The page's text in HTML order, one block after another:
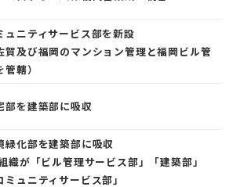
ュニティサービス部を新設
賀及び福岡のマンション管理と福岡ビル管
管轄）
部を建築部に吸収
緑化部を建築部に吸収
織が「ビル管理サービス部」「建築部」
ミュニティサービス部」